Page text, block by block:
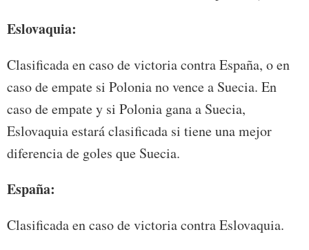
Eslovaquia:
Clasificada en caso de victoria contra España, o en
caso de empate si Polonia no vence a Suecia. En
caso de empate y si Polonia gana a Suecia,
Eslovaquia estará clasificada si tiene una mejor
diferencia de goles que Suecia.
España:
Clasificada en caso de victoria contra Eslovaquia.